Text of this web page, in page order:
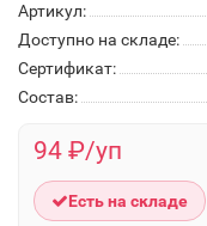
Артикул:
Доступно на складе:
Сертификат:
Состав:
94 ₽/уп
Есть на складе